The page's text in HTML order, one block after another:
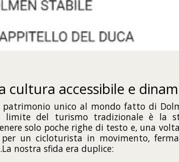
cultura accessibile e
patrimonio unico al mondo fatto di
limite del turismo tradizionale è la
solo poche righe di testo e, una
per un cicloturista in movimento,
nostra sfida era duplice: